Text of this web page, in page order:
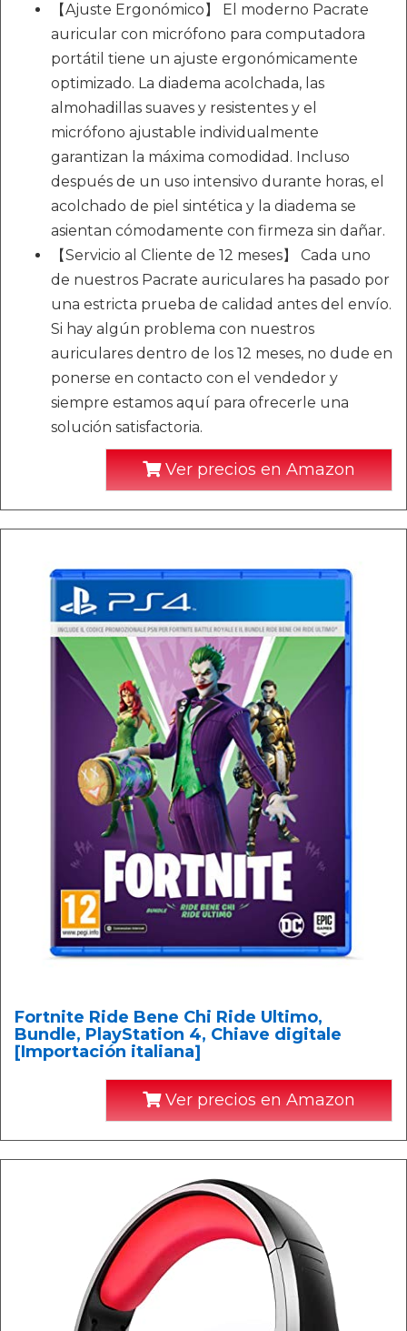
【Ajuste Ergonómico】 El moderno Pacrate
auricular con micrófono para computadora
portátil tiene un ajuste ergonómicamente
optimizado. La diadema acolchada, las
almohadillas suaves y resistentes y el
micrófono ajustable individualmente
garantizan la máxima comodidad. Incluso
después de un uso intensivo durante horas, el
acolchado de piel sintética y la diadema se
asientan cómodamente con firmeza sin dañar.
【Servicio al Cliente de 12 meses】 Cada uno
de nuestros Pacrate auriculares ha pasado por
una estricta prueba de calidad antes del envío.
Si hay algún problema con nuestros
auriculares dentro de los 12 meses, no dude en
ponerse en contacto con el vendedor y
siempre estamos aquí para ofrecerle una
solución satisfactoria.
Ver precios en Amazon
Fortnite Ride Bene Chi Ride Ultimo,
Bundle, PlayStation 4, Chiave digitale
[Importación italiana]
Ver precios en Amazon